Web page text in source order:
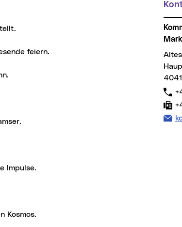
feiern.
Impulse.
Kosmos.
Kommunikation und